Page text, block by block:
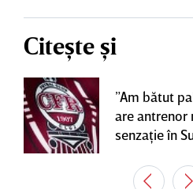
Citește și
”Am bătut
are antrenor
senzaţie în